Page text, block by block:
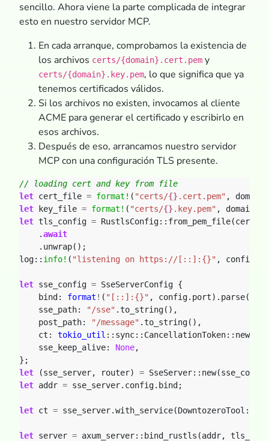
sencillo. Ahora viene la parte complicada de integrar
esto en nuestro servidor MCP.
En cada arranque, comprobamos la existencia de
los archivos certs/{domain}.cert.pem y
certs/{domain}.key.pem, lo que significa que ya
tenemos certificados válidos.
Si los archivos no existen, invocamos al cliente
ACME para generar el certificado y escribirlo en
esos archivos.
Después de eso, arrancamos nuestro servidor
MCP con una configuración TLS presente.
let cert_file = format! ( "certs/{}.cert.pem" ,
let
key_file = format! ( "certs/{}.key.pem" ,
domain);
let tls_config =
.await
.unwrap();
log:: info! ( "listening on https://[::]:{}" ,
let sse_config = SseServerConfig {
bind: format ! ( "[::]:{}" ,
sse_path:
"/sse" .to_string(),
post_path:
"/message" .to_string(),
ct: tokio_util ::sync::CancellationToken::new(),
sse_keep_alive: None,
};
let
(sse_server, router) =
let addr = sse_server.config.bind;
let ct =
let server = axum_server::bind_rustls(addr,